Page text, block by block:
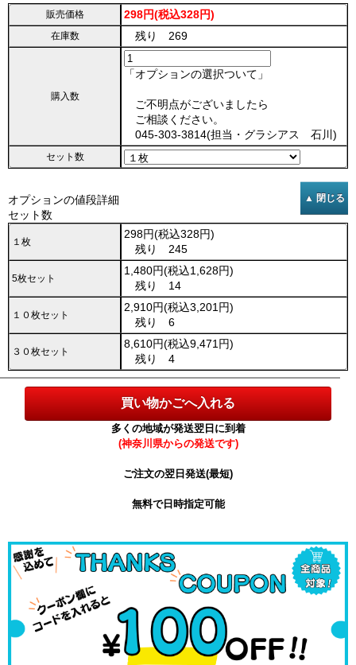
販売価格 298円(税込328円)
在庫数 残り 269
購入数
「オプションの選択ついて」
ご不明点がございましたら
ご相談ください。
045-303-3814(担当・グラシアス 石川)
セット数
オプションの値段詳細
セット数
１枚
298円(税込328円)
残り 245
5枚セット
1,480円(税込1,628円)
残り 14
１０枚セット
2,910円(税込3,201円)
残り 6
３０枚セット
8,610円(税込9,471円)
残り 4
多くの地域が発送翌日に到着
(神奈川県からの発送です)
ご注文の翌日発送(最短)
無料で日時指定可能